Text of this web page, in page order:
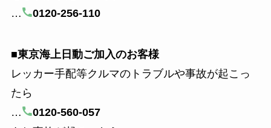
…
0120-256-110
■東京海上日動ご加入のお客様
レッカー手配等クルマのトラブルや事故が起こっ
たら
…
0120-560-057